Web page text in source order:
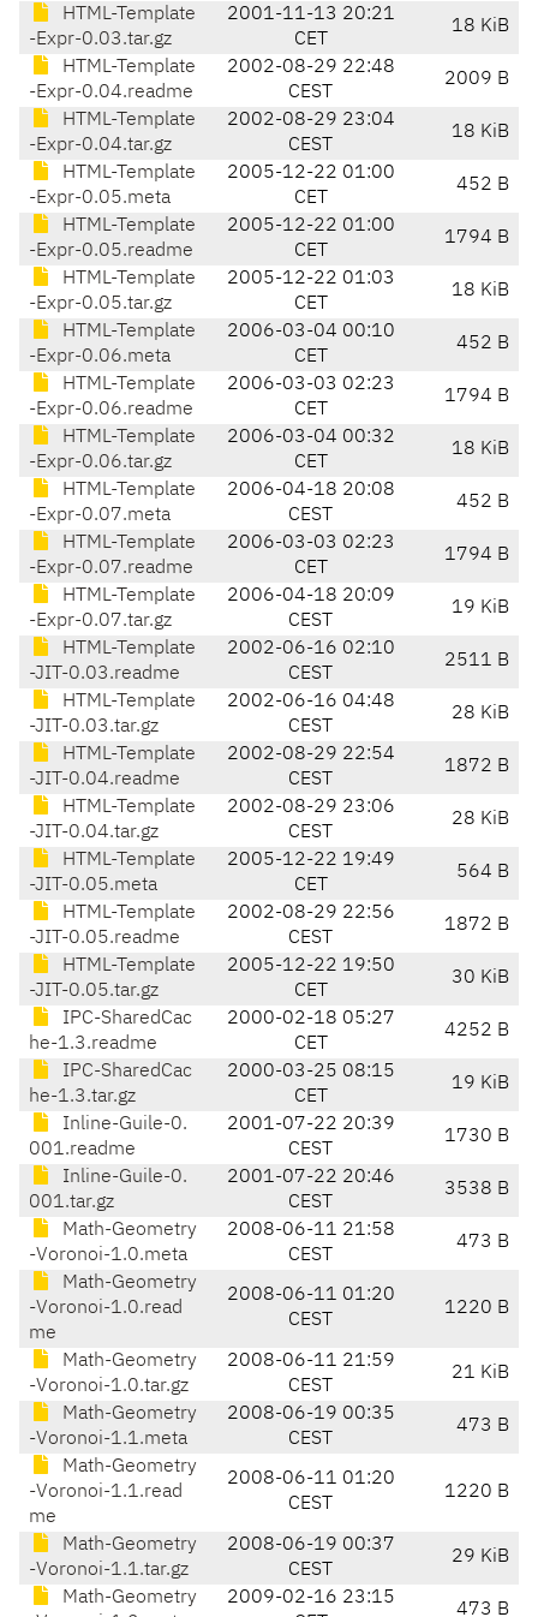
HTML-Template
-Expr-0.03.tar.gz
2001-11-13 20:21
CET
18 KiB
HTML-Template
-Expr-0.04.readme
2002-08-29 22:48
CEST
2009 B
HTML-Template
-Expr-0.04.tar.gz
2002-08-29 23:04
CEST
18 KiB
HTML-Template
-Expr-0.05.meta
2005-12-22 01:00
CET
452 B
HTML-Template
-Expr-0.05.readme
2005-12-22 01:00
CET
1794 B
HTML-Template
-Expr-0.05.tar.gz
2005-12-22 01:03
CET
18 KiB
HTML-Template
-Expr-0.06.meta
2006-03-04 00:10
CET
452 B
HTML-Template
-Expr-0.06.readme
2006-03-03 02:23
CET
1794 B
HTML-Template
-Expr-0.06.tar.gz
2006-03-04 00:32
CET
18 KiB
HTML-Template
-Expr-0.07.meta
2006-04-18 20:08
CEST
452 B
HTML-Template
-Expr-0.07.readme
2006-03-03 02:23
CET
1794 B
HTML-Template
-Expr-0.07.tar.gz
2006-04-18 20:09
CEST
19 KiB
HTML-Template
-JIT-0.03.readme
2002-06-16 02:10
CEST
2511 B
HTML-Template
-JIT-0.03.tar.gz
2002-06-16 04:48
CEST
28 KiB
HTML-Template
-JIT-0.04.readme
2002-08-29 22:54
CEST
1872 B
HTML-Template
-JIT-0.04.tar.gz
2002-08-29 23:06
CEST
28 KiB
HTML-Template
-JIT-0.05.meta
2005-12-22 19:49
CET
564 B
HTML-Template
-JIT-0.05.readme
2002-08-29 22:56
CEST
1872 B
HTML-Template
-JIT-0.05.tar.gz
2005-12-22 19:50
CET
30 KiB
IPC-SharedCac
he-1.3.readme
2000-02-18 05:27
CET
4252 B
IPC-SharedCac
he-1.3.tar.gz
2000-03-25 08:15
CET
19 KiB
Inline-Guile-0.
001.readme
2001-07-22 20:39
CEST
1730 B
Inline-Guile-0.
001.tar.gz
2001-07-22 20:46
CEST
3538 B
Math-Geometry
-Voronoi-1.0.meta
2008-06-11 21:58
CEST
473 B
Math-Geometry
-Voronoi-1.0.read
me
2008-06-11 01:20
CEST
1220 B
Math-Geometry
-Voronoi-1.0.tar.gz
2008-06-11 21:59
CEST
21 KiB
Math-Geometry
-Voronoi-1.1.meta
2008-06-19 00:35
CEST
473 B
Math-Geometry
-Voronoi-1.1.read
me
2008-06-11 01:20
CEST
1220 B
Math-Geometry
-Voronoi-1.1.tar.gz
2008-06-19 00:37
CEST
29 KiB
Math-Geometry
2009-02-16 23:15
473 B